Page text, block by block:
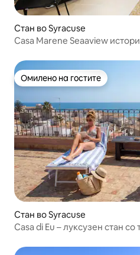
Стан во Syracuse
Casa Marene Seaaview
Омилено на гостите
Омилено на гостите
Стан во Syracuse
Casa di Eu – луксузен стан